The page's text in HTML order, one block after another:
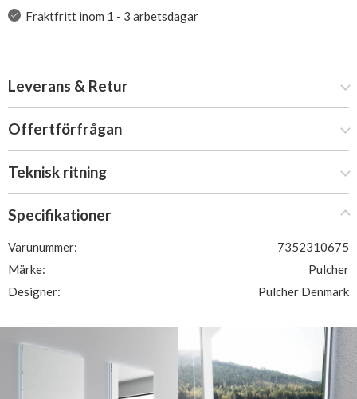
Fraktfritt inom 1 - 3 arbetsdagar
Leverans & Retur
Offertförfrågan
Teknisk ritning
Specifikationer
Varunummer:
7352310675
Märke:
Pulcher
Designer:
Pulcher Denmark